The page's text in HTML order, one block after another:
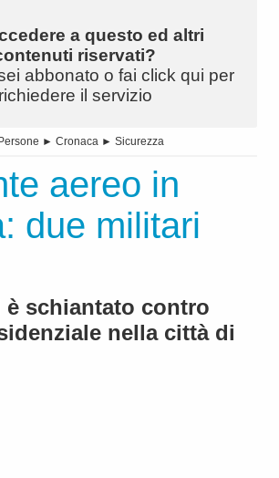
a questo ed altri
riservati?
abbonato o fai click qui per
richiedere il servizio
Persone ► Cronaca ► Sicurezza
aereo in
due militari
schiantato contro
nella città di